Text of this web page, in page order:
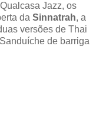
Jazz, os
da Sinnatrah, a
versões de Thai
de barriga